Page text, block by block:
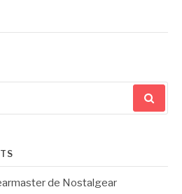
de Nostalgear